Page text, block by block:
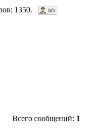
1350.
Всего сообщений: 1